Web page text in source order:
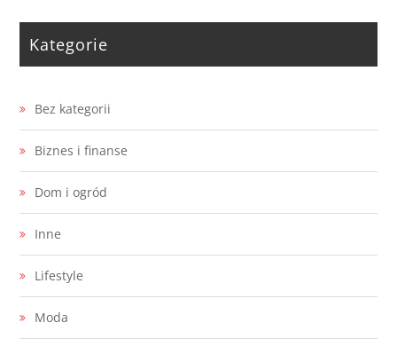
Kategorie
Bez kategorii
Biznes i finanse
Dom i ogród
Inne
Lifestyle
Moda